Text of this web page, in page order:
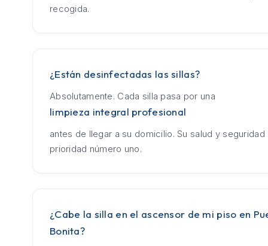
recogida.
¿Están desinfectadas las sillas?
Absolutamente. Cada silla pasa por una
limpieza integral profesional
antes de llegar a su domicilio. Su salud y seguridad
prioridad número uno.
¿Cabe la silla en el ascensor de mi piso en
Bonita?